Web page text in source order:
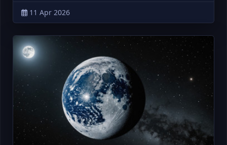
11 Apr 2026